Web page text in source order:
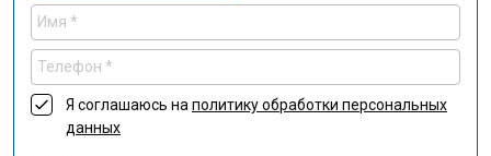
Я соглашаюсь наполитику обработки персональных
данных